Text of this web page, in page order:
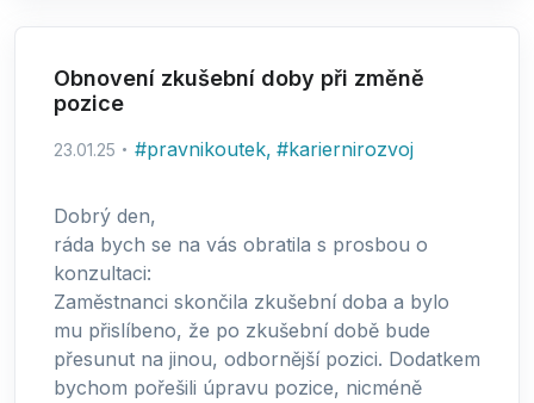
Obnovení zkušební doby při změně
pozice
23.01.25 #pravnikoutek, #kariernirozvoj
Dobrý den,
ráda bych se na vás obratila s prosbou o
konzultaci:
Zaměstnanci skončila zkušební doba a bylo
mu přislíbeno, že po zkušební době bude
přesunut na jinou, odbornější pozici. Dodatkem
bychom pořešili úpravu pozice, nicméně